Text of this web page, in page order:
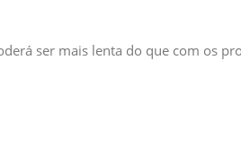
ser mais lenta do que com os